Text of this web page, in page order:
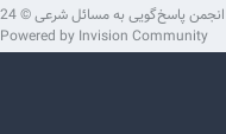
انجمن پاسخ‌گویی به مسائل شرعی © 2024
Powered by Invision Community